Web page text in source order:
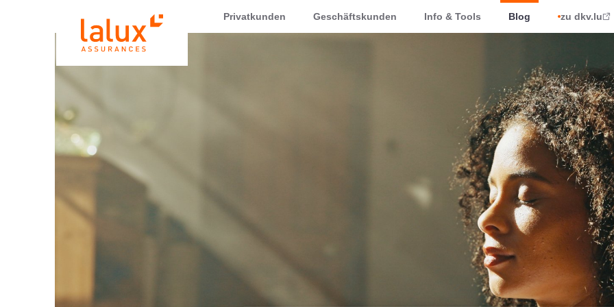
LALUX AssurancesPrivatkunden Geschäftskunden Info & Tools Blog zu dkv.lu